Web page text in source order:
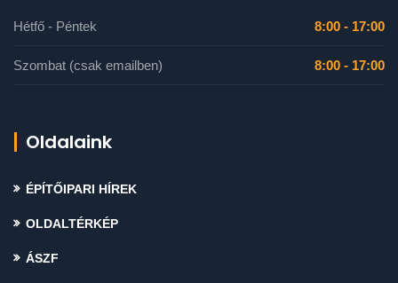
Hétfő - Péntek 8:00 - 17:00
Szombat (csak emailben) 8:00 - 17:00
Oldalaink
ÉPÍTŐIPARI HÍREK
OLDALTÉRKÉP
ÁSZF